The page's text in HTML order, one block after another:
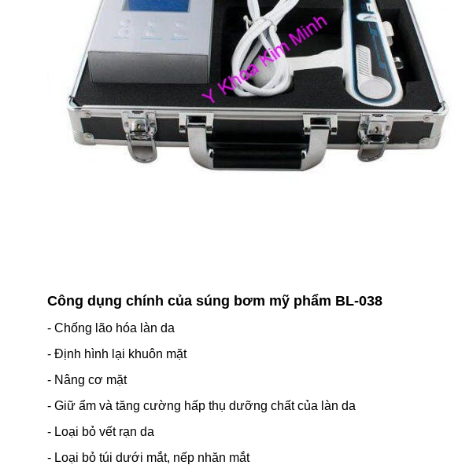
Công dụng chính của súng bơm mỹ phẩm BL-038
- Chống lão hóa làn da
- Định hình lại khuôn mặt
- Nâng cơ mặt
- Giữ ẩm và tăng cường hấp thụ dưỡng chất của làn da
- Loại bỏ vết rạn da
- Loại bỏ túi dưới mắt, nếp nhăn mắt